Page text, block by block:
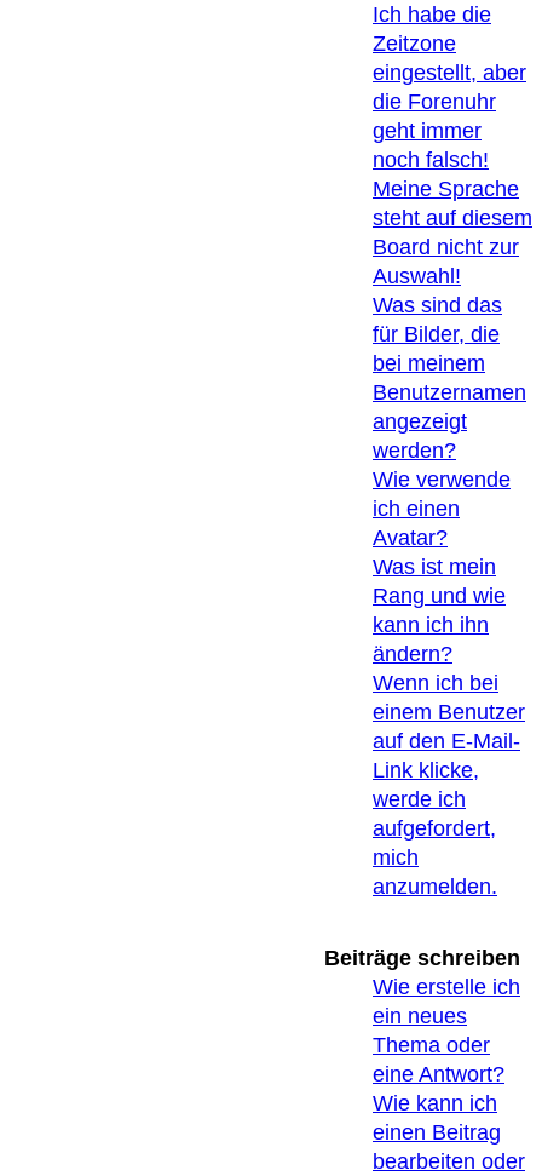
Ich habe die
Zeitzone
eingestellt, aber
die Forenuhr
geht immer
noch falsch!
Meine Sprache
steht auf diesem
Board nicht zur
Auswahl!
Was sind das
für Bilder, die
bei meinem
Benutzernamen
angezeigt
werden?
Wie verwende
ich einen
Avatar?
Was ist mein
Rang und wie
kann ich ihn
ändern?
Wenn ich bei
einem Benutzer
auf den E-Mail-
Link klicke,
werde ich
aufgefordert,
mich
anzumelden.
Beiträge schreiben
Wie erstelle ich
ein neues
Thema oder
eine Antwort?
Wie kann ich
einen Beitrag
bearbeiten oder